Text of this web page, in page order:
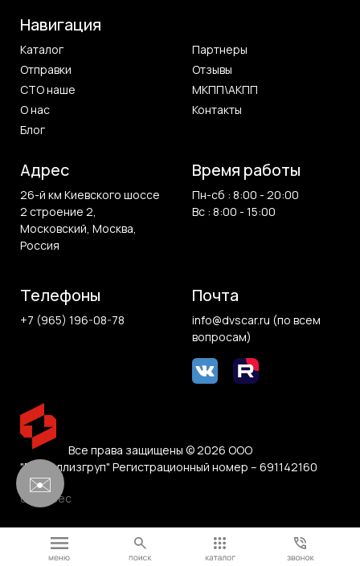
Все права защищены © 2026 ООО
"Белвиллизгруп" Регистрационный номер – 691142160
Навигация
Каталог
Партнеры
Отправки
Отзывы
СТО наше
МКПП\АКПП
О нас
Контакты
Блог
Адрес
26-й км Киевского шоссе
2 строение 2,
Московский, Москва,
Россия
Время работы
Пн-сб : 8:00 - 20:00
Вс : 8:00 - 15:00
Телефоны
+7 (965) 196-08-78
Почта
info@dvscar.ru (по всем
вопросам)
0.091 sec
✉️